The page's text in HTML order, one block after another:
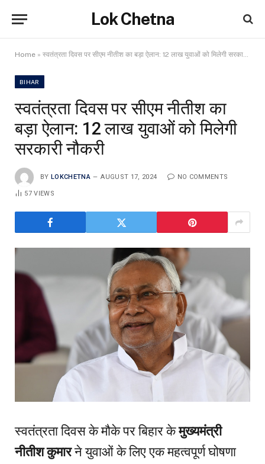
Lok Chetna
Home » स्वतंत्रता दिवस पर सीएम नीतीश का बड़ा ऐलान: 12 लाख युवाओं को मिलेगी सरकारी नौकरी
BIHAR
स्वतंत्रता दिवस पर सीएम नीतीश का
बड़ा ऐलान: 12 लाख युवाओं को मिलेगी
सरकारी नौकरी
BY LOKCHETNA AUGUST 17, 2024 NO COMMENTS
57VIEWS
स्वतंत्रता दिवस के मौके पर बिहार केमुख्यमंत्री
नीतीश कुमारने युवाओं के लिए एक महत्वपूर्ण घोषणा